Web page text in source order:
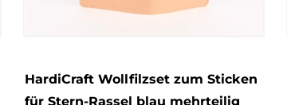
HardiCraft Wollfilzset zum Sticken
für Stern-Rassel blau mehrteilig